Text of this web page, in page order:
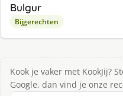
Bulgur
Bijgerechten
Kook je vaker met KookJij?
Google, dan vind je onze